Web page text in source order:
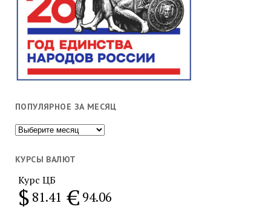
ПОПУЛЯРНОЕ ЗА МЕСЯЦ
Популярное
месяц
КУРСЫ ВАЛЮТ
Курс ЦБ
$ 81.41 € 94.06